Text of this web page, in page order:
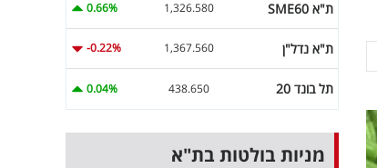
ת"א SME60 1,326.580
0.66%
ת"א נדל"ן 1,367.560
-0.22%
תל בונד 20 438.650
0.04%
מניות בולטות בת"א